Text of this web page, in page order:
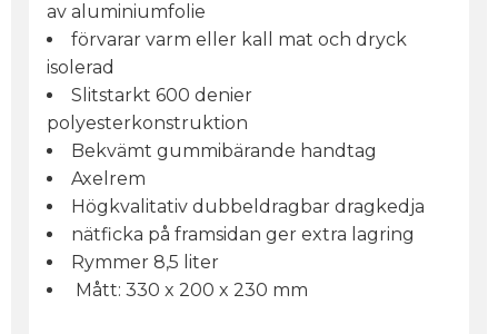
av aluminiumfolie
förvarar varm eller kall mat och dryck
isolerad
Slitstarkt 600 denier
polyesterkonstruktion
Bekvämt gummibärande handtag
Axelrem
Högkvalitativ dubbeldragbar dragkedja
nätficka på framsidan ger extra lagring
Rymmer 8,5 liter
Mått: 330 x 200 x 230 mm